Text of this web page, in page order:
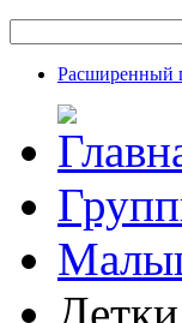
Расширенный